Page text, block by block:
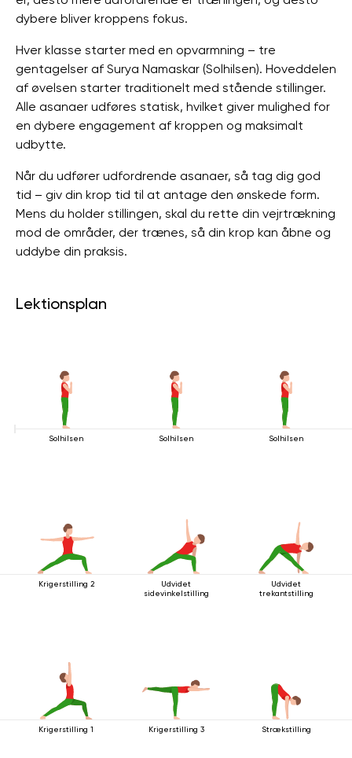
dybere bliver kroppens fokus.
Hver klasse starter med en opvarmning – tre
gentagelser af Surya Namaskar (Solhilsen). Hoveddelen
af ​​øvelsen starter traditionelt med stående stillinger.
Alle asanaer udføres statisk, hvilket giver mulighed for
en dybere engagement af kroppen og maksimalt
udbytte.
Når du udfører udfordrende asanaer, så tag dig god
tid – giv din krop tid til at antage den ønskede form.
Mens du holder stillingen, skal du rette din vejrtrækning
mod de områder, der trænes, så din krop kan åbne og
uddybe din praksis.
Lektionsplan
Solhilsen Solhilsen Solhilsen
Krigerstilling 2
Udvidet
sidevinkelstilling
Udvidet
trekantstilling
Krigerstilling 1 Krigerstilling 3 Strækstilling